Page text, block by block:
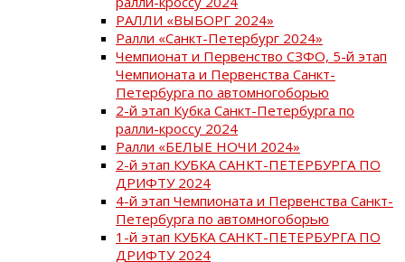
РАЛЛИ «ВЫБОРГ 2024»
Ралли «Санкт-Петербург 2024»
Чемпионат и Первенство СЗФО, 5-й этап
Чемпионата и Первенства Санкт-
Петербурга по автомногоборью
2-й этап Кубка Санкт-Петербурга по
ралли-кроссу 2024
Ралли «БЕЛЫЕ НОЧИ 2024»
2-й этап КУБКА САНКТ-ПЕТЕРБУРГА ПО
ДРИФТУ 2024
4-й этап Чемпионата и Первенства Санкт-
Петербурга по автомногоборью
1-й этап КУБКА САНКТ-ПЕТЕРБУРГА ПО
ДРИФТУ 2024